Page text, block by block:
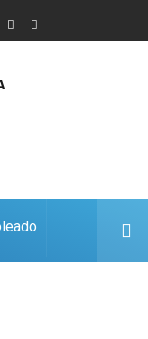
etapa para la